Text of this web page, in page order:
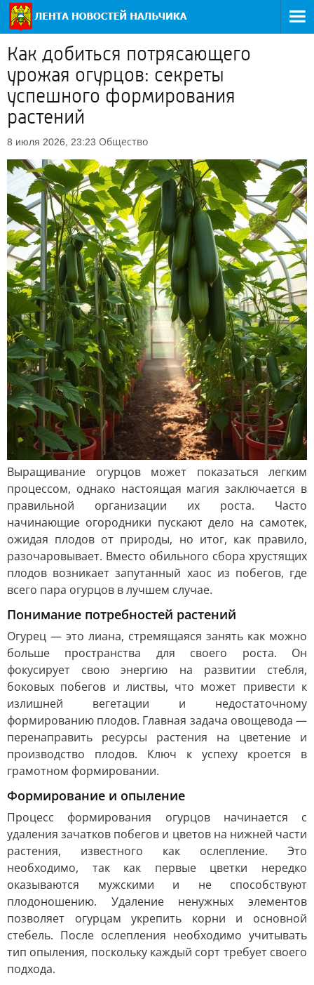
Как добиться потрясающего
урожая огурцов: секреты
успешного формирования
растений
8 июля 2026, 23:23 Общество
Выращивание огурцов может показаться легким
процессом, однако настоящая магия заключается в
правильной организации их роста. Часто
начинающие огородники пускают дело на самотек,
ожидая плодов от природы, но итог, как правило,
разочаровывает. Вместо обильного сбора хрустящих
плодов возникает запутанный хаос из побегов, где
всего пара огурцов в лучшем случае.
Понимание потребностей растений
Огурец — это лиана, стремящаяся занять как можно
больше пространства для своего роста. Он
фокусирует свою энергию на развитии стебля,
боковых побегов и листвы, что может привести к
излишней вегетации и недостаточному
формированию плодов. Главная задача овощевода —
перенаправить ресурсы растения на цветение и
производство плодов. Ключ к успеху кроется в
грамотном формировании.
Формирование и опыление
Процесс формирования огурцов начинается с
удаления зачатков побегов и цветов на нижней части
растения, известного как ослепление. Это
необходимо, так как первые цветки нередко
оказываются мужскими и не способствуют
плодоношению. Удаление ненужных элементов
позволяет огурцам укрепить корни и основной
стебель. После ослепления необходимо учитывать
тип опыления, поскольку каждый сорт требует своего
подхода.